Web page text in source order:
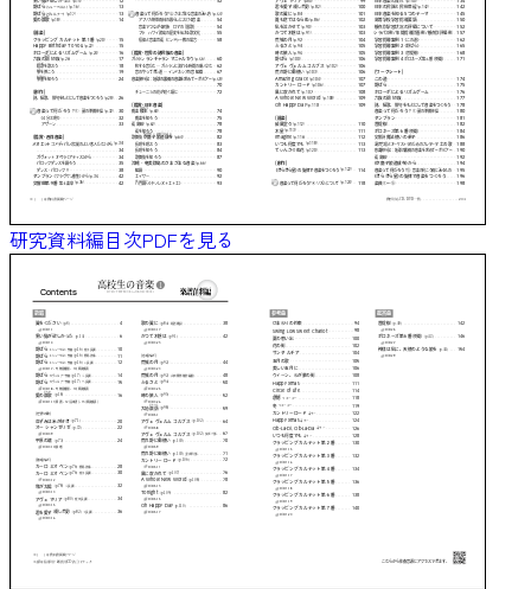
研究資料編目次PDFを見る